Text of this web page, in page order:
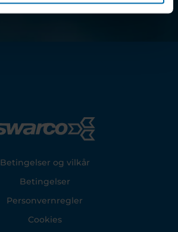
Betingelser og vilkår
Betingelser
Personvernregler
Cookies